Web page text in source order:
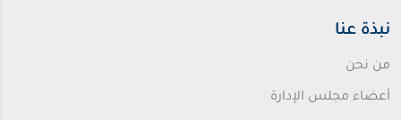
نبذة عنا
من نحن
أعضاء مجلس الإدارة